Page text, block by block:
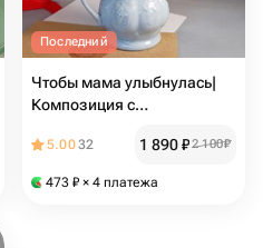
Последний
Чтобы мама улыбнулась|
Композиция с
5.0032 1 890₽2 100₽
473 ₽ × 4 платежа